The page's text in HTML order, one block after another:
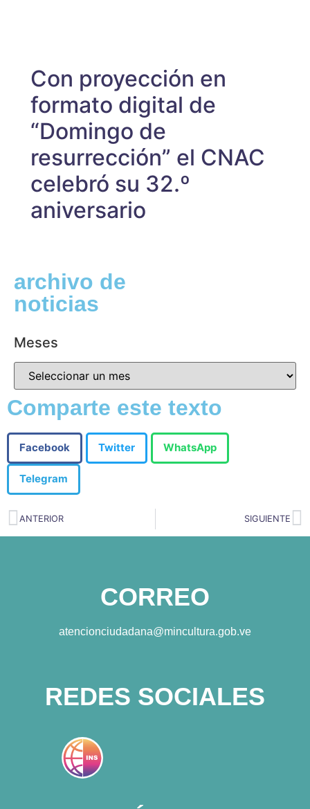
Con proyección en
formato digital de
“Domingo de
resurrección” el CNAC
celebró su 32.º
aniversario
archivo de
noticias
Meses
Comparte este texto
Facebook Twitter WhatsApp
Telegram
ANTERIOR SIGUIENTE
CORREO
atencionciudadana@mincultura.gob.ve
REDES SOCIALES